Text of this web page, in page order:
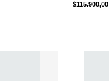
$115.900,00